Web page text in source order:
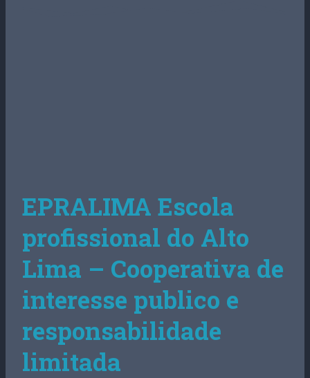
EPRALIMA Escola
profissional do Alto
Lima – Cooperativa de
interesse publico e
responsabilidade
limitada